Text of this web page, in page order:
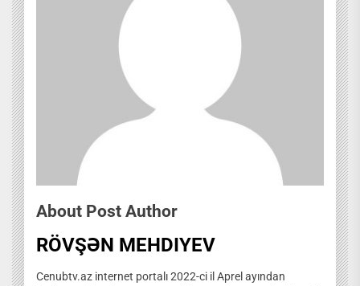
About Post Author
RÖVŞƏN MEHDIYEV
Cenubtv.az internet portalı 2022-ci il Aprel ayından